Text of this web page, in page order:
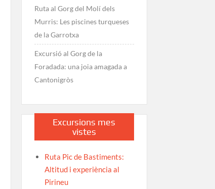
Ruta al Gorg del Molí dels
Murris: Les piscines turqueses
de la Garrotxa
Excursió al Gorg de la
Foradada: una joia amagada a
Cantonigròs
Excursions mes
vistes
Ruta Pic de Bastiments:
Altitud i experiència al
Pirineu